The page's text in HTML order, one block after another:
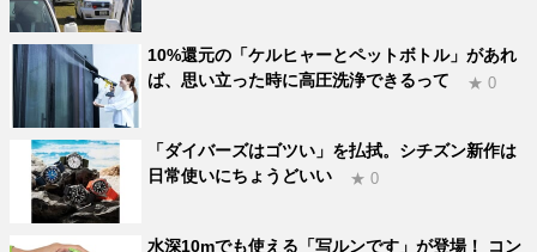
10%還元の「ケルヒャーとペットボトル」があれ
ば、思い立った時に高圧洗浄できるって
★ 0
「ダイバーズはゴツい」を払拭。シチズン新作は
日常使いにちょうどいい
★ 0
水深10mでも使える「写ルンです」が登場！ コン